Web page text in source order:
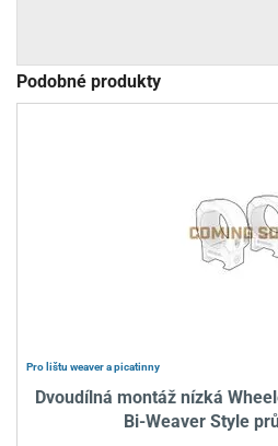
Podobné produkty
Pro lištu weaver a picatinny
Dvoudílná montáž nízká
Bi-Weaver Style